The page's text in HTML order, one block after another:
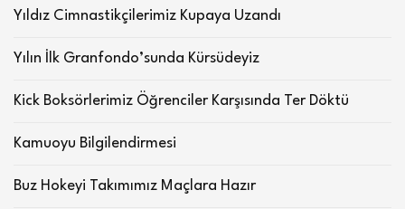
Yıldız Cimnastikçilerimiz Kupaya Uzandı
Yılın İlk Granfondo’sunda Kürsüdeyiz
Kick Boksörlerimiz Öğrenciler Karşısında Ter Döktü
Kamuoyu Bilgilendirmesi
Buz Hokeyi Takımımız Maçlara Hazır